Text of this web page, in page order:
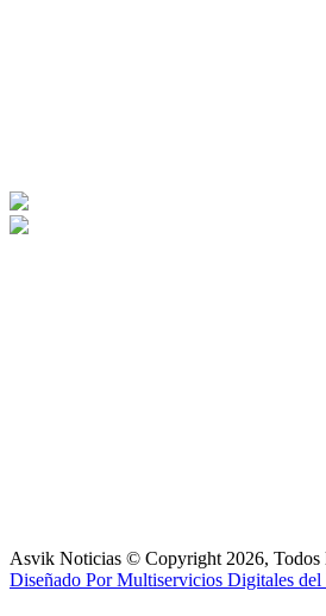
Asvik Noticias © Copyright 2026, Todos
Diseñado Por Multiservicios Digitales